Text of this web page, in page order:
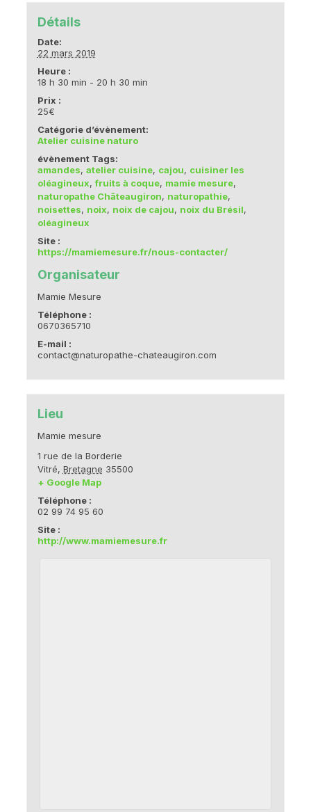
Détails
Date:
22 mars 2019
Heure :
18 h 30 min - 20 h 30 min
Prix :
25€
Catégorie d’évènement:
Atelier cuisine naturo
évènement Tags:
amandes, atelier cuisine, cajou, cuisiner les
oléagineux,fruits à coque, mamie mesure,
naturopathe Châteaugiron, naturopathie,
noisettes, noix, noix de cajou, noix du Brésil,
oléagineux
Site :
https://mamiemesure.fr/nous-contacter/
Organisateur
Mamie Mesure
Téléphone :
0670365710
E-mail :
contact@naturopathe-chateaugiron.com
Lieu
Mamie mesure
1 rue de la Borderie
Vitré, Bretagne 35500
+ Google Map
Téléphone :
02 99 74 95 60
Site :
http://www.mamiemesure.fr